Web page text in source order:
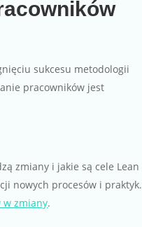
sukcesu metodologii
pracowników jest
zmiany i jakie są cele Lean
nowych procesów i praktyk.
w zmiany.